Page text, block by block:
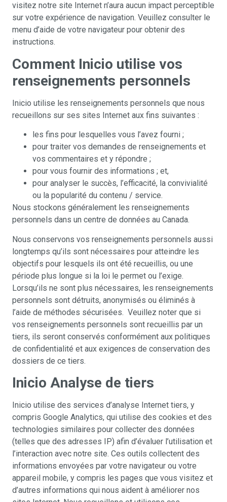
visitez notre site Internet n’aura aucun impact perceptible
sur votre expérience de navigation. Veuillez consulter le
menu d’aide de votre navigateur pour obtenir des
instructions.
Comment Inicio utilise vos
renseignements personnels
Inicio utilise les renseignements personnels que nous
recueillons sur ses sites Internet aux fins suivantes :
les fins pour lesquelles vous l’avez fourni ;
pour traiter vos demandes de renseignements et
vos commentaires et y répondre ;
pour vous fournir des informations ; et,
pour analyser le succès, l’efficacité, la convivialité
ou la popularité du contenu / service.
Nous stockons généralement les renseignements
personnels dans un centre de données au Canada.
Nous conservons vos renseignements personnels aussi
longtemps qu’ils sont nécessaires pour atteindre les
objectifs pour lesquels ils ont été recueillis, ou une
période plus longue si la loi le permet ou l’exige.
Lorsqu’ils ne sont plus nécessaires, les renseignements
personnels sont détruits, anonymisés ou éliminés à
l’aide de méthodes sécurisées. Veuillez noter que si
vos renseignements personnels sont recueillis par un
tiers, ils seront conservés conformément aux politiques
de confidentialité et aux exigences de conservation des
dossiers de ce tiers.
Inicio Analyse de tiers
Inicio utilise des services d’analyse Internet tiers, y
compris Google Analytics, qui utilise des cookies et des
technologies similaires pour collecter des données
(telles que des adresses IP) afin d’évaluer l’utilisation et
l’interaction avec notre site. Ces outils collectent des
informations envoyées par votre navigateur ou votre
appareil mobile, y compris les pages que vous visitez et
d’autres informations qui nous aident à améliorer nos